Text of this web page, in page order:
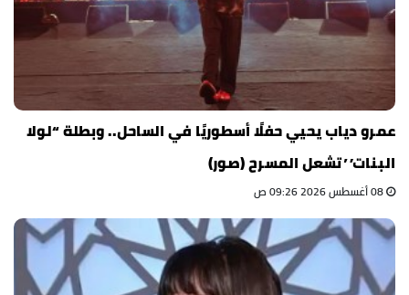
عمرو دياب يحيي حفلًا أسطوريًا في الساحل.. وبطلة “لولا
البنات” تشعل المسرح (صور)